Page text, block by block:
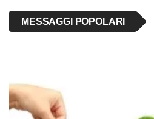
MESSAGGI POPOLARI